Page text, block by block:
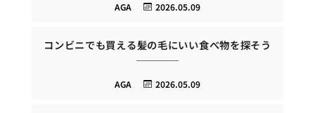
2026.05.09
AGA
コンビニでも買える髪の毛にいい食べ物を探そう
2026.05.09
AGA